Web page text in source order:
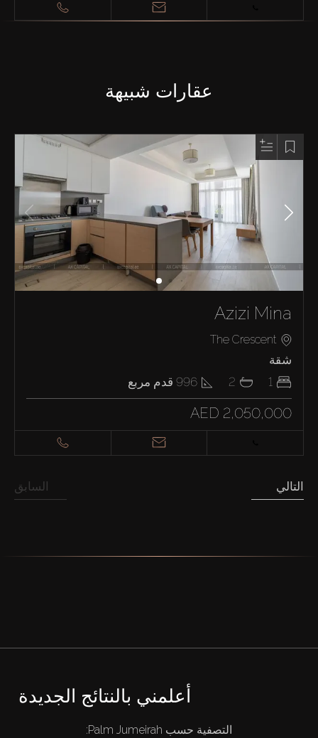
شراء
عقارات شبيهة
Azizi Mina
The Crescent
شقة
1
2
996 قدم مربع
AED 2,050,000
السابق التالي
أعلمني بالنتائج الجديدة
التصفية حسب Palm Jumeirah: